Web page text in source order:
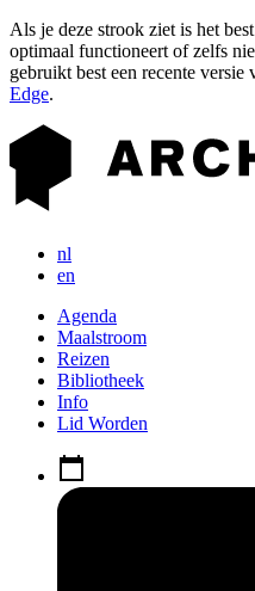
Als je deze strook ziet is het
optimaal functioneert of zelfs
gebruikt best een recente versie
Edge.
nl
en
Agenda
Maalstroom
Reizen
Bibliotheek
Info
Lid Worden